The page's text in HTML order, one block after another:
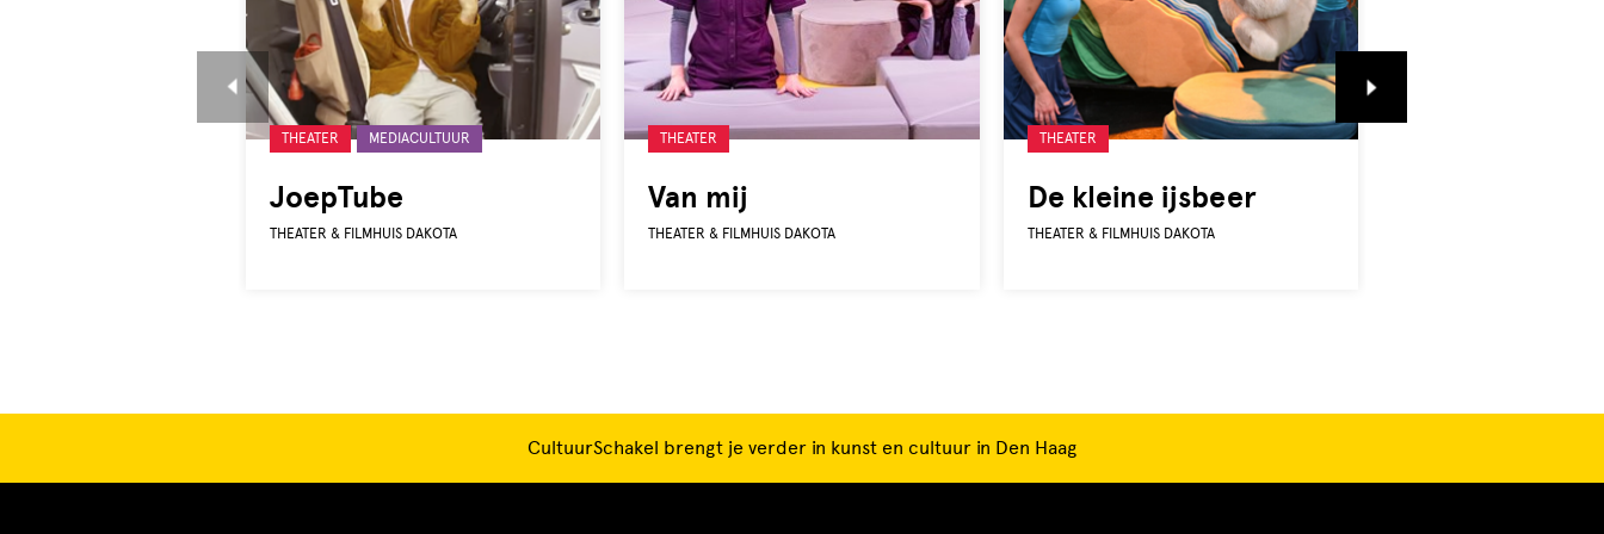
JoepTube
Gelabeld
met:
THEATER MEDIACULTUUR
THEATER & FILMHUIS DAKOTA
Van mij
Gelabeld
met:
THEATER
THEATER & FILMHUIS DAKOTA
De kleine ijsbeer
Gelabeld
met:
THEATER
THEATER & FILMHUIS DAKOTA
CultuurSchakel brengt je verder in kunst en cultuur in Den Haag